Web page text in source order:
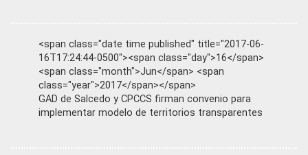
<span class="date time published" title="2017-06-
16T17:24:44-0500"><span class="day">16</span>
<span class="month">Jun</span> <span
class="year">2017</span></span>
GAD de Salcedo y CPCCS firman convenio para
implementar modelo de territorios transparentes